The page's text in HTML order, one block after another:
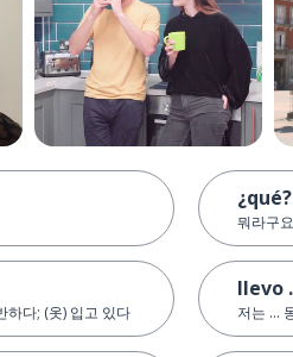
하다; (옷) 입고 있다
¿qué?
뭐라구
llevo
저는 ...